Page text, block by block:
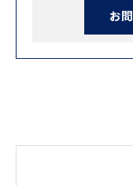
お